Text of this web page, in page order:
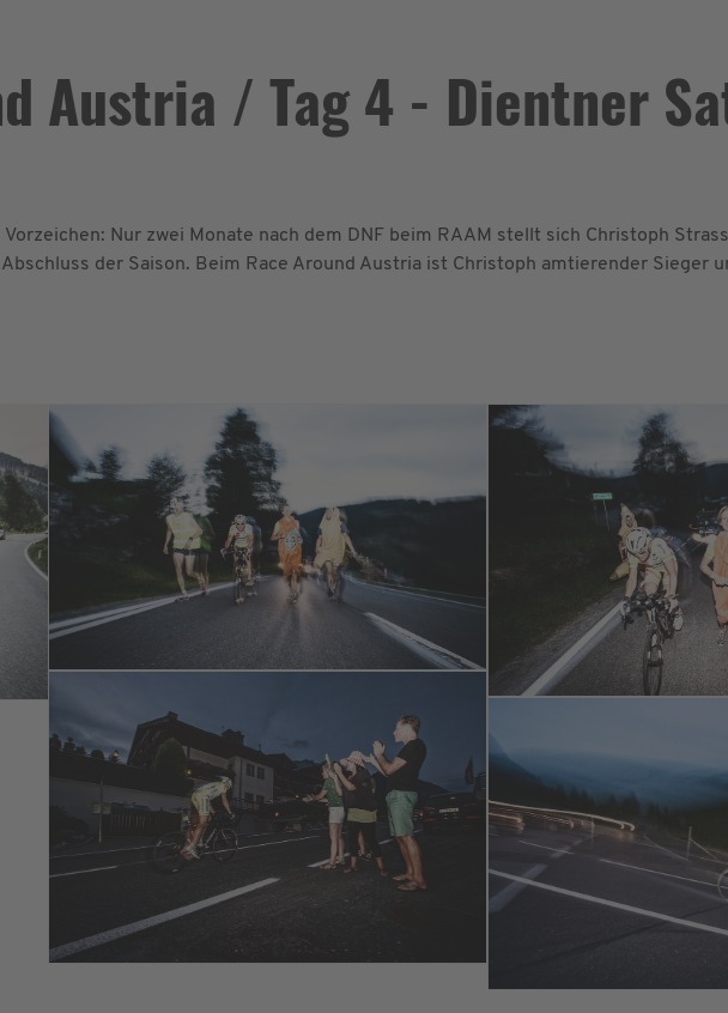
Austria / Tag 4 - Dientner
Nur zwei Monate nach dem DNF beim RAAM stellt sich Christoph
der Saison. Beim Race Around Austria ist Christoph amtierender Sieger